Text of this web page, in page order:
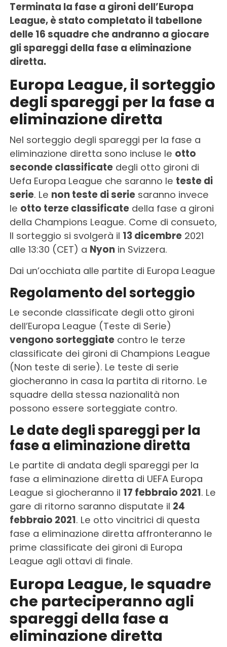
Terminata la fase a gironi dell’Europa
League, è stato completato il tabellone
delle 16 squadre che andranno a giocare
gli spareggi della fase a eliminazione
diretta.
Europa League, il sorteggio
degli spareggi per la fase a
eliminazione diretta
Nel sorteggio degli spareggi per la fase a
eliminazione diretta sono incluse le otto
seconde classificatedegli otto gironi di
Uefa Europa League che saranno le teste di
serie. Le non teste di seriesaranno invece
le otto terze classificatedella fase a gironi
della Champions League. Come di consueto,
Il sorteggio si svolgerà il 13 dicembre2021
alle 13:30 (CET) a Nyonin Svizzera.
Dai un’occhiata alle partite di Europa League
Regolamento del sorteggio
Le seconde classificate degli otto gironi
dell’Europa League (Teste di Serie)
vengono sorteggiatecontro le terze
classificate dei gironi di Champions League
(Non teste di serie). Le teste di serie
giocheranno in casa la partita di ritorno. Le
squadre della stessa nazionalità non
possono essere sorteggiate contro.
Le date degli spareggi per la
fase a eliminazione diretta
Le partite di andata degli spareggi per la
fase a eliminazione diretta di UEFA Europa
League si giocheranno il 17 febbraio 2021. Le
gare di ritorno saranno disputate il 24
febbraio 2021. Le otto vincitrici di questa
fase a eliminazione diretta affronteranno le
prime classificate dei gironi di Europa
League agli ottavi di finale.
Europa League, le squadre
che parteciperanno agli
spareggi della fase a
eliminazione diretta